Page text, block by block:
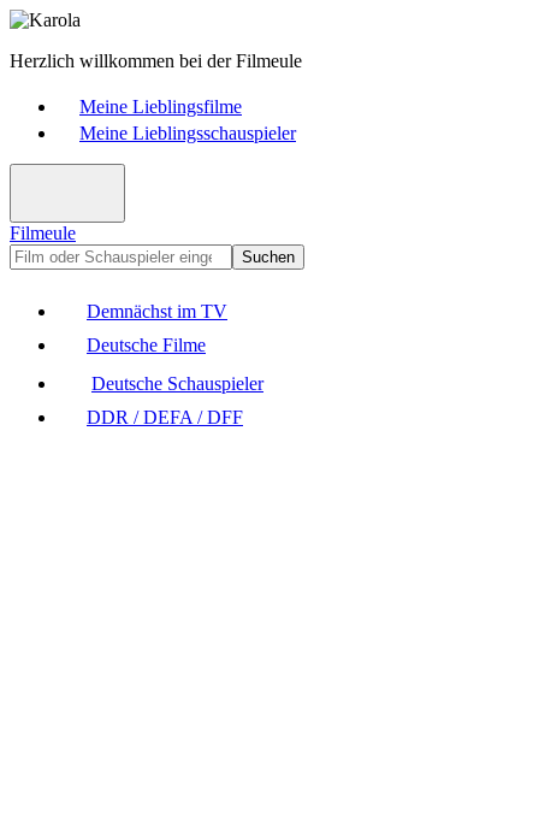
Herzlich willkommen bei der Filmeule
Meine Lieblingsfilme
Meine Lieblingsschauspieler
Filmeule
Suchen
Demnächst im TV
Deutsche Filme
Deutsche Schauspieler
DDR / DEFA / DFF